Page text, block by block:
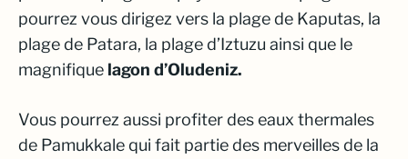
pourrez vous dirigez vers la plage de Kaputas, la
plage de Patara, la plage d’Iztuzu ainsi que le
magnifique lagon d’Oludeniz.
Vous pourrez aussi profiter des eaux thermales
de Pamukkale qui fait partie des merveilles de la